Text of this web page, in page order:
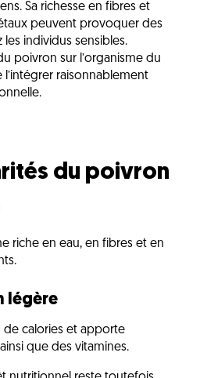
du poivron
d’excès
Sa richesse en fibres et
peuvent provoquer des
individus sensibles.
poivron sur l’organisme du
raisonnablement
du poivron
riche en eau, en fibres et en
légère
calories et apporte
que des vitamines.